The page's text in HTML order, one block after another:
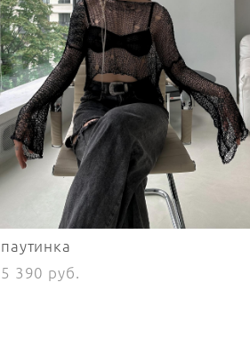
паутинка
5 390 pуб.